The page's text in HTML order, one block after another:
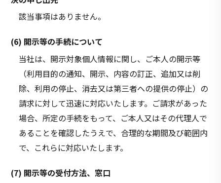
該当事項はありません。
(6) 開示等の手続について
当社は、開示対象個人情報に関し、ご本人の開示等
（利用目的の通知、開示、内容の訂正、追加又は削
除、利用の停止、消去又は第三者への提供の停止）の
請求に対して迅速に対応いたします。ご請求があった
場合、所定の手続をもって、ご本人又はその代理人で
あることを確認したうえで、合理的な期間及び範囲内
で、これらに対応いたします。
(7) 開示等の受付方法、窓口